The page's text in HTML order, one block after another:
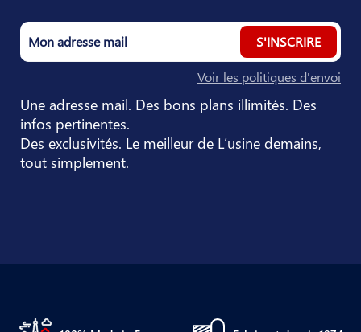
S'INSCRIRE
Voir les politiques d'envoi
Une adresse mail. Des bons plans illimités. Des
infos pertinentes.
Des exclusivités. Le meilleur de L’usine demains,
tout simplement.